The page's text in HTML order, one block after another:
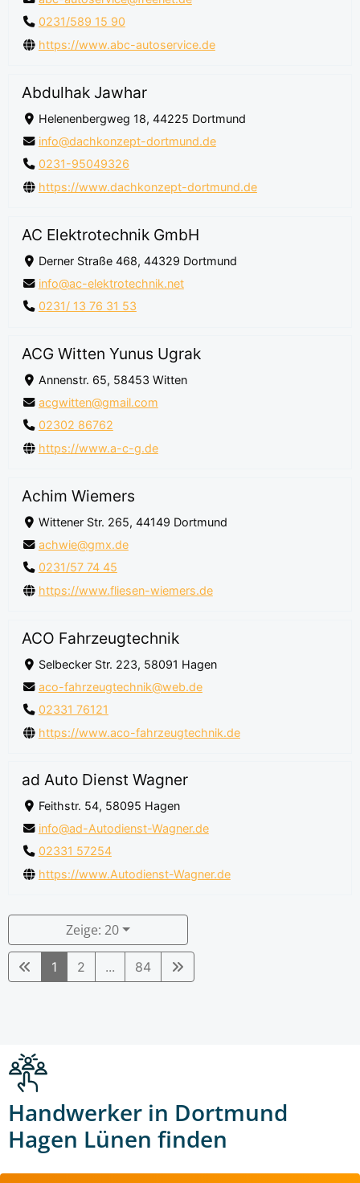
0231/589 15 90
https://www.abc-autoservice.de
Abdulhak Jawhar
Helenenbergweg 18, 44225 Dortmund
info@dachkonzept-dortmund.de
0231-95049326
https://www.dachkonzept-dortmund.de
AC Elektrotechnik GmbH
Derner Straße 468, 44329 Dortmund
info@ac-elektrotechnik.net
0231/ 13 76 31 53
ACG Witten Yunus Ugrak
Annenstr. 65, 58453 Witten
acgwitten@gmail.com
02302 86762
https://www.a-c-g.de
Achim Wiemers
Wittener Str. 265, 44149 Dortmund
achwie@gmx.de
0231/57 74 45
https://www.fliesen-wiemers.de
ACO Fahrzeugtechnik
Selbecker Str. 223, 58091 Hagen
aco-fahrzeugtechnik@web.de
02331 76121
https://www.aco-fahrzeugtechnik.de
ad Auto Dienst Wagner
Feithstr. 54, 58095 Hagen
info@ad-Autodienst-Wagner.de
02331 57254
https://www.Autodienst-Wagner.de
Zeige: 20
1 2 ... 84
Handwerker in Dortmund
Hagen Lünen finden